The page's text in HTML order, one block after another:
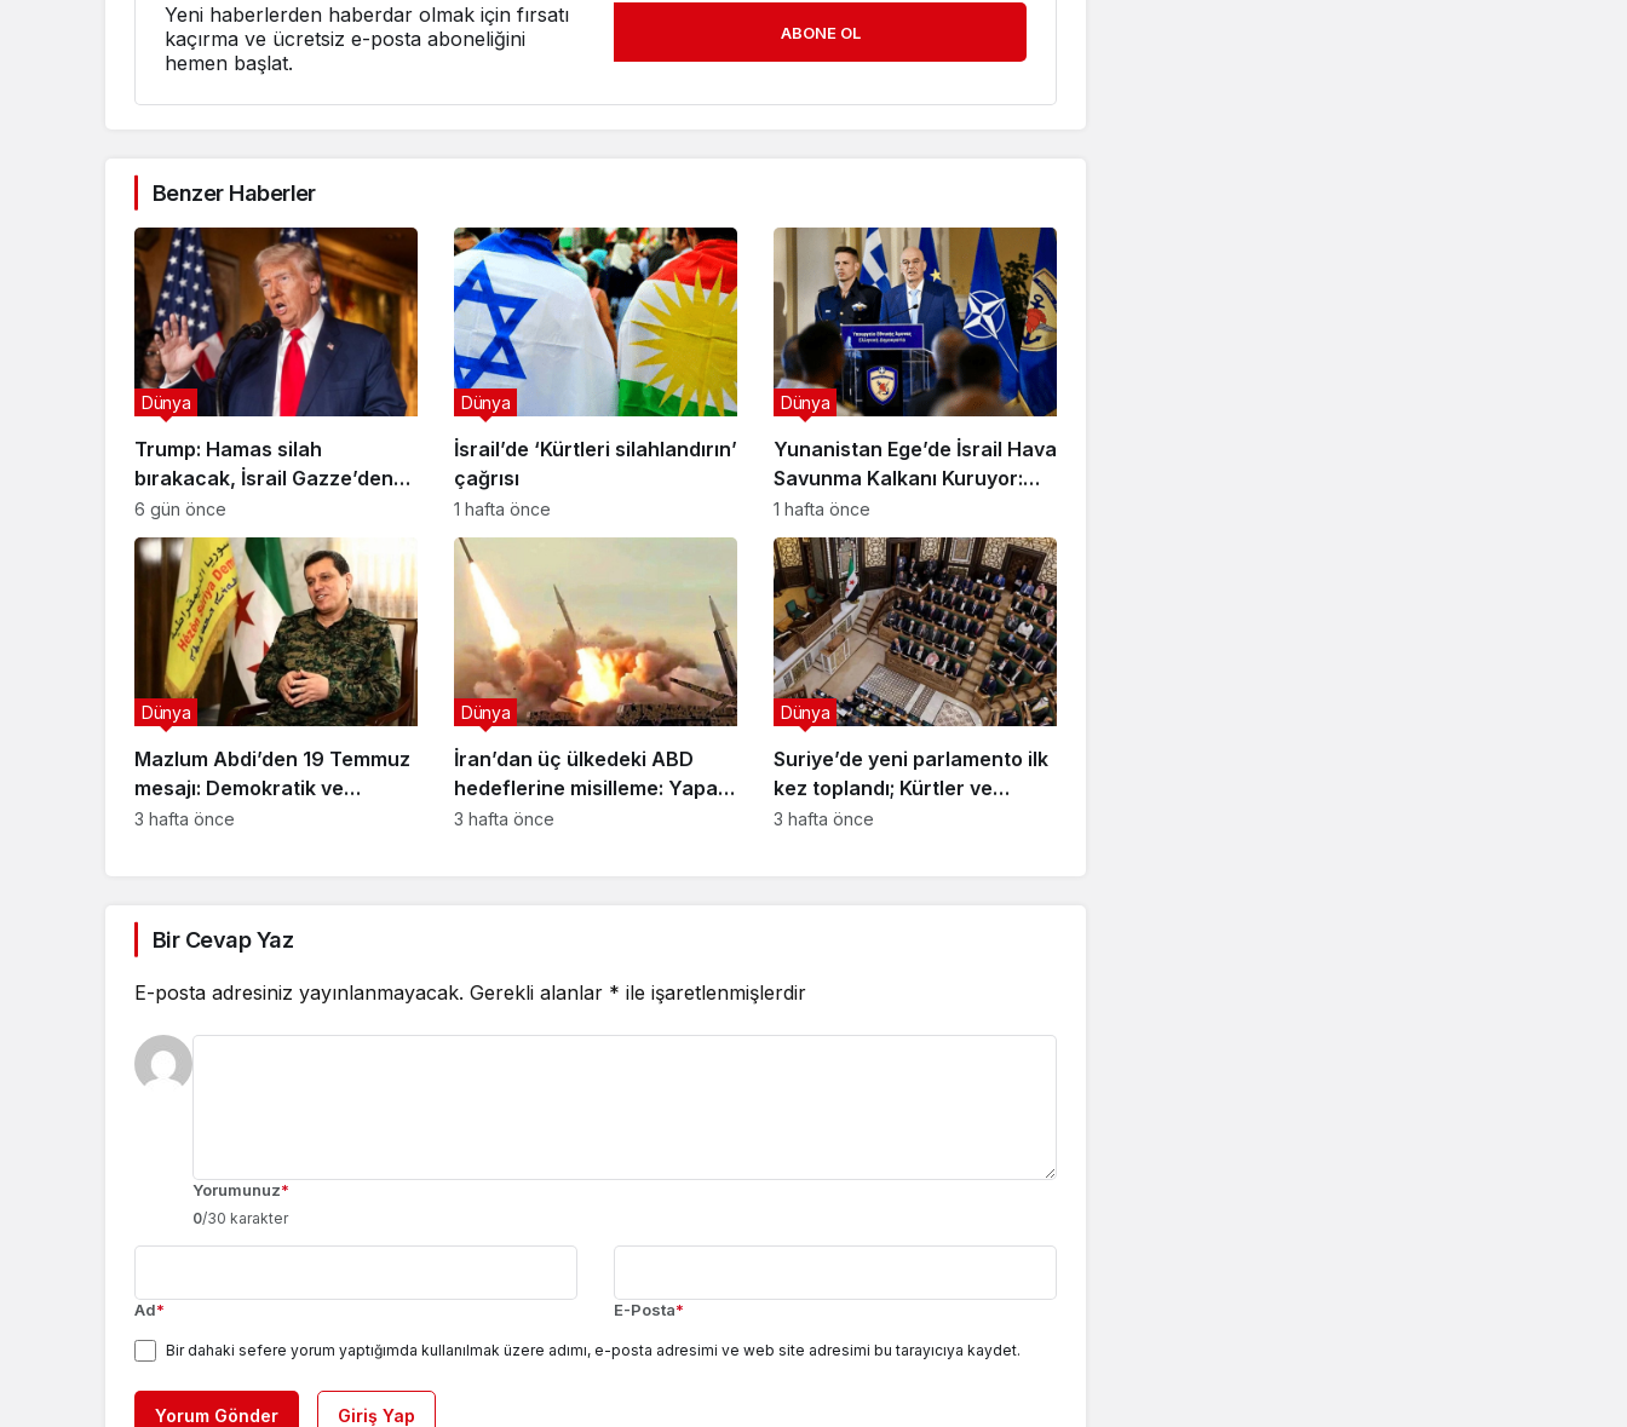
Yeni haberlerden haberdar olmak için fırsatı
kaçırma ve ücretsiz e-posta aboneliğini
hemen başlat.
ABONE OL
Benzer Haberler
Trump: Hamas silah
bırakacak, İsrail Gazze’den
çekilecek
Dünya
6 gün önce
İsrail’de ‘Kürtleri silahlandırın’
çağrısı
Dünya
1 hafta önce
Yunanistan Ege’de İsrail Hava
Savunma Kalkanı Kuruyor:
Yeni Savunma Paketinde
Neler Var?
Dünya
1 hafta önce
Mazlum Abdi’den 19 Temmuz
mesajı: Demokratik ve
çoğulcu Suriye vurgusu
Dünya
3 hafta önce
İran’dan üç ülkedeki ABD
hedeflerine misilleme: Yapay
zeka merkezi vuruldu Radar
Dünya
3 hafta önce
Suriye’de yeni parlamento ilk
kez toplandı; Kürtler ve
Süveyda’nın temsili tartışma
Dünya
3 hafta önce
Bir Cevap Yaz
E-posta adresiniz yayınlanmayacak. Gerekli alanlar * ile işaretlenmişlerdir
Yorumunuz*
0/30 karakter
Ad* E-Posta*
Bir dahaki sefere yorum yaptığımda kullanılmak üzere adımı, e-posta adresimi ve web site adresimi bu tarayıcıya kaydet.
Yorum Gönder Giriş Yap